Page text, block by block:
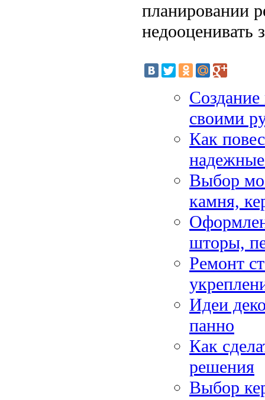
планировании
недооценивать
своими
Как
Выбор
камня,
шторы,
Ремонт
Идеи
панно
Как
решения
Выбор